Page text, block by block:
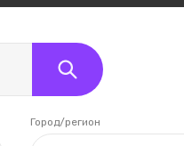
Город/регион